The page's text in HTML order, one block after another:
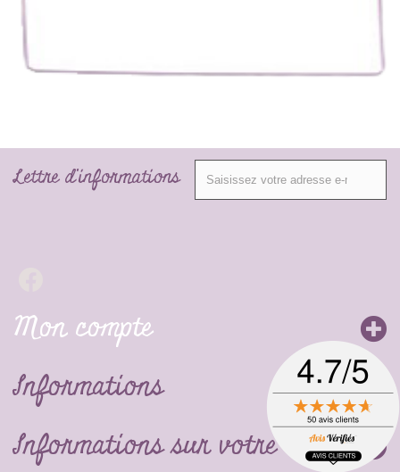
Lettre d'informations
Mon compte
Informations
Informations sur votre boutique